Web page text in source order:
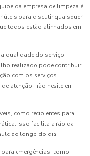
da empresa de limpeza é
úteis para discutir quaisquer
todos estão alinhados em
qualidade do serviço
realizado pode contribuir
com os serviços
atenção, não hesite em
como recipientes para
Isso facilita a rápida
ao longo do dia.
emergências, como